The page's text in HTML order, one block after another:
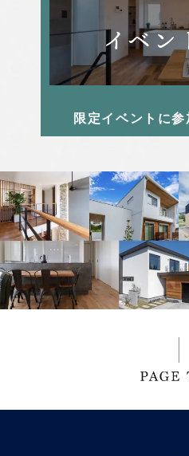
限定イベントに参